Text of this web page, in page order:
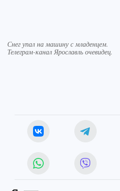
Снег упал на машину с младенцем.
Телеграм-канал Ярославль очевидец.